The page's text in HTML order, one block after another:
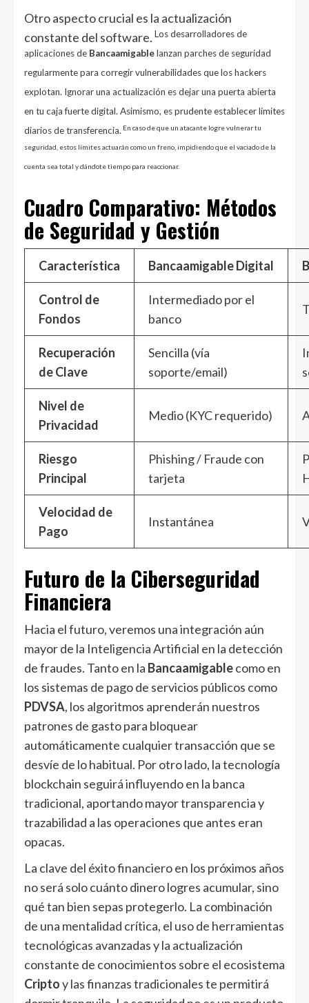
Otro aspecto crucial es la actualización
constante del software. Los desarrolladores de
aplicaciones de Bancaamigablelanzan parches de seguridad
regularmente para corregir vulnerabilidades que los hackers
explotan. Ignorar una actualización es dejar una puerta abierta
en tu caja fuerte digital. Asimismo, es prudente establecer límites
diarios de transferencia. En caso de que un atacante logre vulnerar tu
seguridad, estos límites actuarán como un freno, impidiendo que el vaciado de la
cuenta sea total y dándote tiempo para reaccionar.
Cuadro Comparativo: Métodos
de Seguridad y Gestión
Característica Bancaamigable Digital
Control de
Fondos
Intermediado por el
banco
Recuperación
de Clave
Sencilla (vía
soporte/email)
Nivel de
Privacidad
Medio (KYC requerido)
Riesgo
Principal
Phishing / Fraude con
tarjeta
Velocidad de
Pago
Instantánea
Futuro de la Ciberseguridad
Financiera
Hacia el futuro, veremos una integración aún
mayor de la Inteligencia Artificial en la detección
de fraudes. Tanto en la Bancaamigablecomo en
los sistemas de pago de servicios públicos como
PDVSA, los algoritmos aprenderán nuestros
patrones de gasto para bloquear
automáticamente cualquier transacción que se
desvíe de lo habitual. Por otro lado, la tecnología
blockchain seguirá influyendo en la banca
tradicional, aportando mayor transparencia y
trazabilidad a las operaciones que antes eran
opacas.
La clave del éxito financiero en los próximos años
no será solo cuánto dinero logres acumular, sino
qué tan bien sepas protegerlo. La combinación
de una mentalidad crítica, el uso de herramientas
tecnológicas avanzadas y la actualización
constante de conocimientos sobre el ecosistema
Criptoy las finanzas tradicionales te permitirá